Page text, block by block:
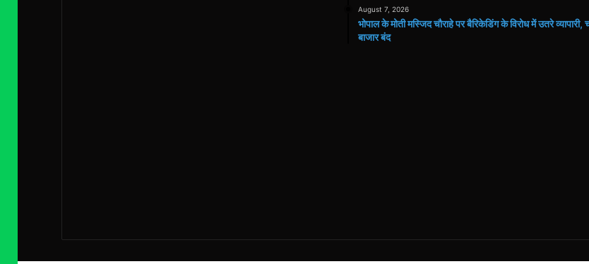
August 7, 2026
भोपाल के मोती मस्जिद चौराहे पर बैरिकेडिंग के विरोध में उतरे व्यापारी,
बाजार बंद